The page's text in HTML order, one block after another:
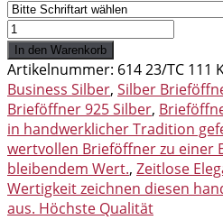
Brieföffner
925
Silber
glatt
massiv
Menge
In den Warenkorb
Artikelnummer: 614 23/TC 111
Business Silber, Silber
Brieföffner 925 Silber,
in handwerklicher Tradition
wertvollen Brieföffner zu einer
bleibendem Wert., Zeitlose
Wertigkeit zeichnen diesen
aus. Höchste Qualität